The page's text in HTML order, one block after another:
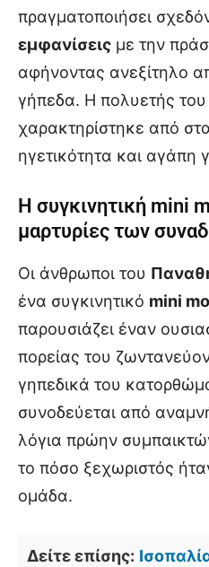
πραγματοποιήσει
εμφανίσεις με την
αφήνοντας ανεξίτηλο
γήπεδα. Η πολυετής
χαρακτηρίστηκε από
ηγετικότητα και αγάπη
Η συγκινητική mini
μαρτυρίες των
Οι άνθρωποι του
ένα συγκινητικό mini
παρουσιάζει έναν
πορείας του
γηπεδικά του
συνοδεύεται από
λόγια πρώην
το πόσο ξεχωριστός
ομάδα.
Δείτε επίσης: